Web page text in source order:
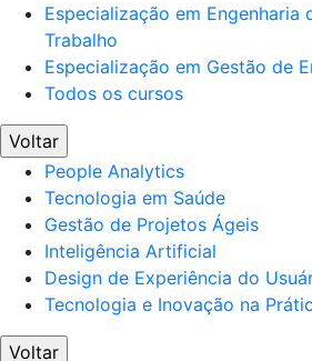
Especialização em Engenharia
Trabalho
Especialização em Gestão de
Todos os cursos
Voltar
People Analytics
Tecnologia em Saúde
Gestão de Projetos Ágeis
Inteligência Artificial
Design de Experiência do
Tecnologia e Inovação na
Voltar